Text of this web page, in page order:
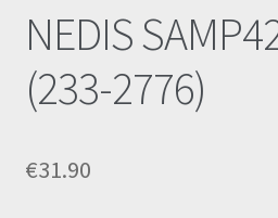
NEDIS
(233-2776)
€31.90